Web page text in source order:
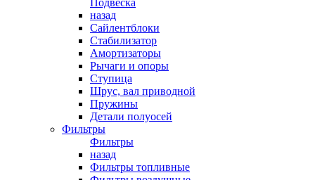
Подвеска
назад
Сайлентблоки
Стабилизатор
Амортизаторы
Рычаги и опоры
Ступица
Шрус, вал приводной
Пружины
Детали полуосей
Фильтры
Фильтры
назад
Фильтры топливные